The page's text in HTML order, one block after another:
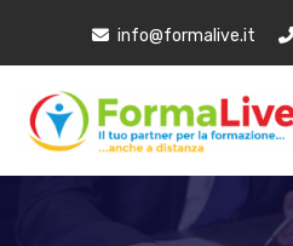
info@formalive.it